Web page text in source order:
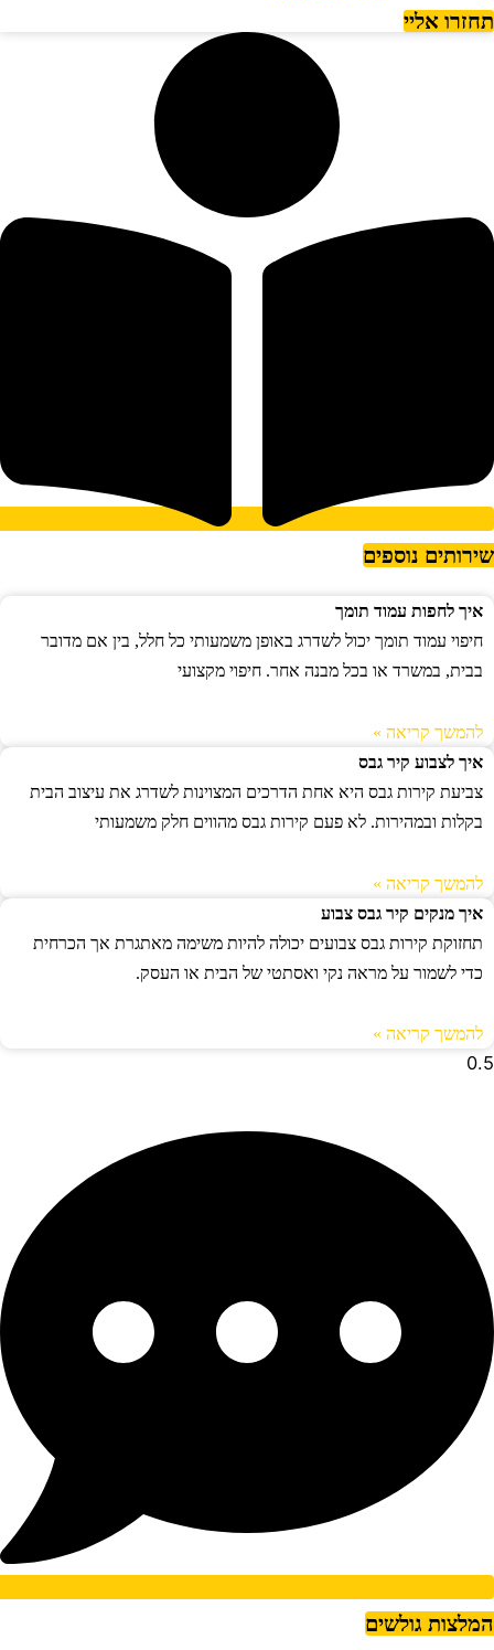
אליי
נוספים
איך לחפות עמוד תומך
חיפוי עמוד תומך יכול לשדרג באופן משמעותי כל חלל, בין אם מדובר
בבית, במשרד או בכל מבנה אחר. חיפוי מקצועי
להמשך קריאה »
איך לצבוע קיר גבס
צביעת קירות גבס היא אחת הדרכים המצוינות לשדרג את עיצוב הבית
בקלות ובמהירות. לא פעם קירות גבס מהווים חלק משמעותי
להמשך קריאה »
איך מנקים קיר גבס צבוע
תחזוקת קירות גבס צבועים יכולה להיות משימה מאתגרת אך הכרחית
כדי לשמור על מראה נקי ואסתטי של הבית או העסק.
להמשך קריאה »
גולשים